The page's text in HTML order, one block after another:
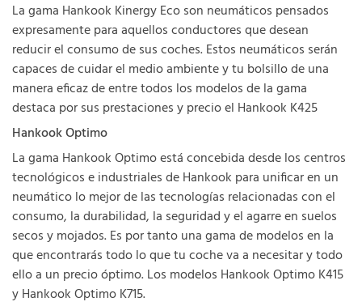
La gama Hankook Kinergy Eco son neumáticos pensados
expresamente para aquellos conductores que desean
reducir el consumo de sus coches. Estos neumáticos serán
capaces de cuidar el medio ambiente y tu bolsillo de una
manera eficaz de entre todos los modelos de la gama
destaca por sus prestaciones y precio el Hankook K425
Hankook Optimo
La gama Hankook Optimo está concebida desde los centros
tecnológicos e industriales de Hankook para unificar en un
neumático lo mejor de las tecnologías relacionadas con el
consumo, la durabilidad, la seguridad y el agarre en suelos
secos y mojados. Es por tanto una gama de modelos en la
que encontrarás todo lo que tu coche va a necesitar y todo
ello a un precio óptimo. Los modelos Hankook Optimo K415
y Hankook Optimo K715.